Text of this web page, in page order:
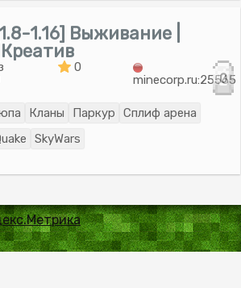
1.16] Выживание |
0
minecorp.ru:25565
0
Кланы Паркур
Сплиф арена
SkyWars